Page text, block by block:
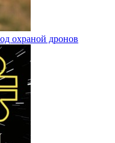
охраной дронов